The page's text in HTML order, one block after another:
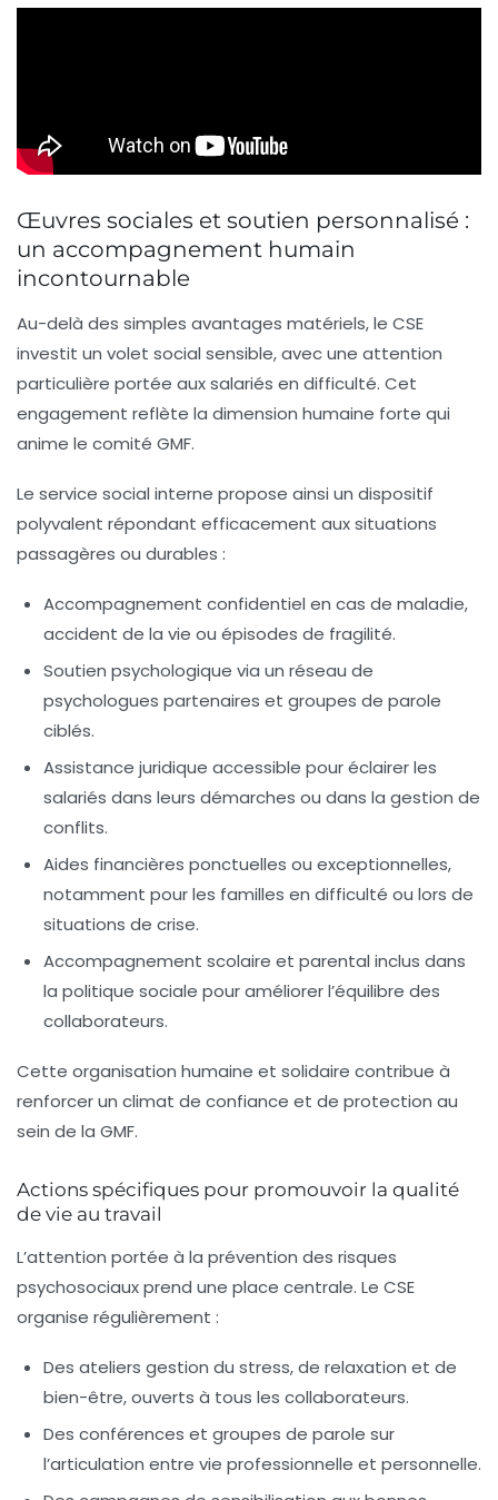
Œuvres sociales et soutien personnalisé :
un accompagnement humain
incontournable
Au-delà des simples avantages matériels, le CSE
investit un volet social sensible, avec une attention
particulière portée aux salariés en difficulté. Cet
engagement reflète la dimension humaine forte qui
anime le comité GMF.
Le service social interne propose ainsi un dispositif
polyvalent répondant efficacement aux situations
passagères ou durables :
Accompagnement confidentiel en cas de maladie,
accident de la vie ou épisodes de fragilité.
Soutien psychologique via un réseau de
psychologues partenaires et groupes de parole
ciblés.
Assistance juridique accessible pour éclairer les
salariés dans leurs démarches ou dans la gestion de
conflits.
Aides financières ponctuelles ou exceptionnelles,
notamment pour les familles en difficulté ou lors de
situations de crise.
Accompagnement scolaire et parental inclus dans
la politique sociale pour améliorer l’équilibre des
collaborateurs.
Cette organisation humaine et solidaire contribue à
renforcer un climat de confiance et de protection au
sein de la GMF.
Actions spécifiques pour promouvoir la qualité
de vie au travail
L’attention portée à la prévention des risques
psychosociaux prend une place centrale. Le CSE
organise régulièrement :
Des ateliers gestion du stress, de relaxation et de
bien-être, ouverts à tous les collaborateurs.
Des conférences et groupes de parole sur
l’articulation entre vie professionnelle et personnelle.